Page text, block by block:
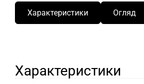
Характеристики Огляд
Характеристики